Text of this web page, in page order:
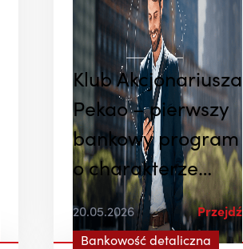
Klub Akcjonariusza
Pekao – pierwszy
bankowy program
o charakterze
lojalnościowym
dla akcjonariuszy
20.05.2026 Przejdź
Bankowość detaliczna